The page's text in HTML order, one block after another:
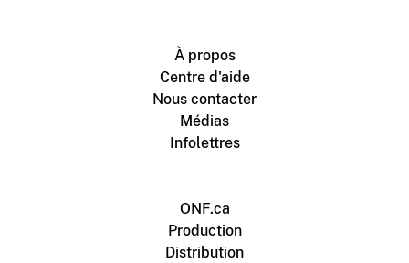
À propos
Centre d'aide
Nous contacter
Médias
Infolettres
ONF.ca
Production
Distribution